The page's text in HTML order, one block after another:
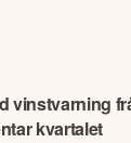
vinstvarning
kvartalet